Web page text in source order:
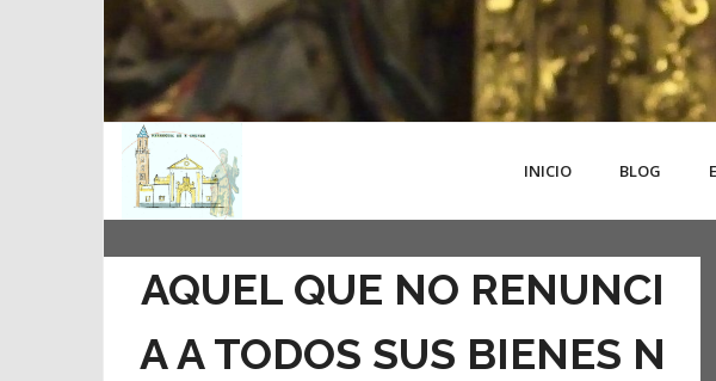
INICIO BLOG
AQUEL QUE NO RENUNCI
A A TODOS SUS BIENES N